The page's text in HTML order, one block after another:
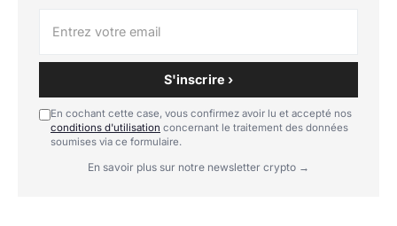
S'inscrire ›
En cochant cette case, vous confirmez avoir lu et accepté nos
conditions d'utilisation concernant le traitement des données
soumises via ce formulaire.
En savoir plus sur notre newsletter crypto →